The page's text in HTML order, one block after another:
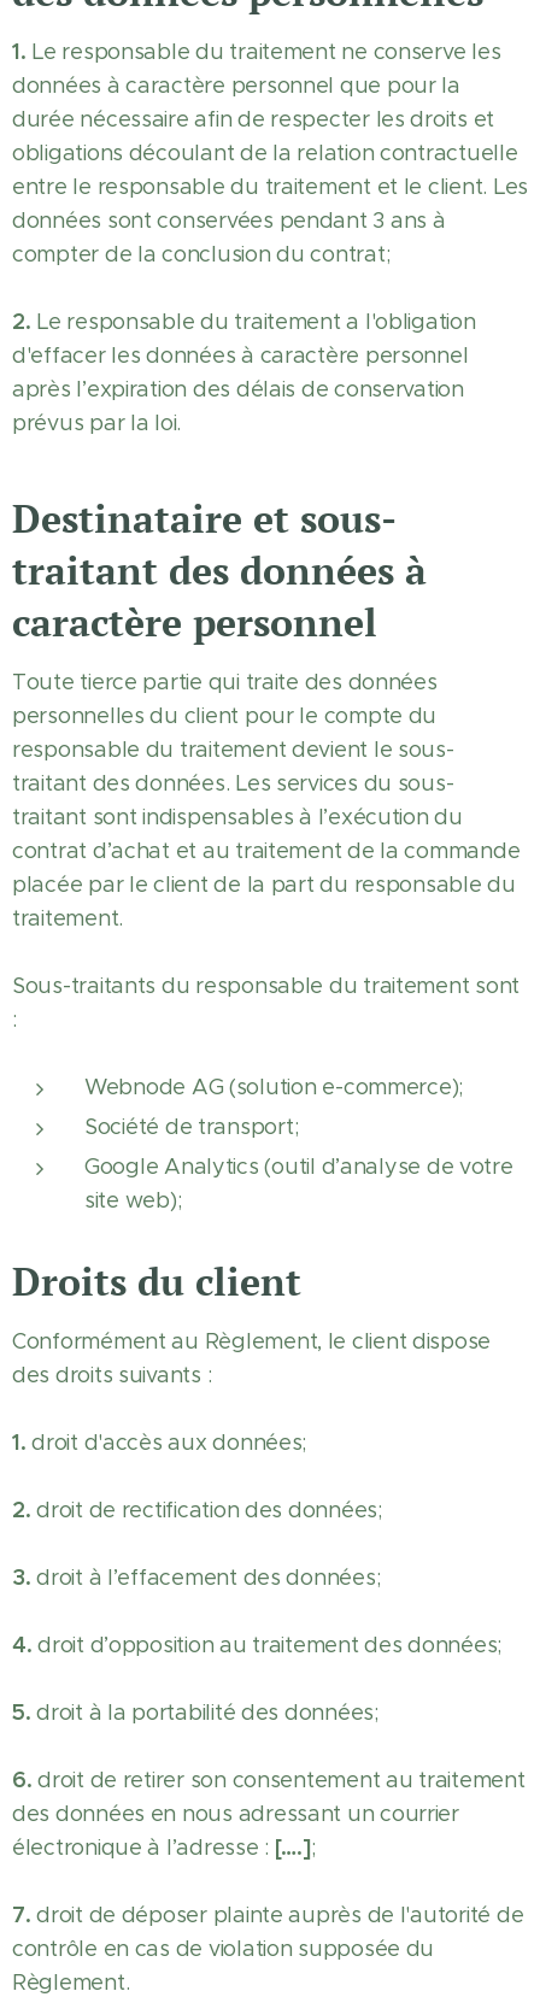
1. Le responsable du traitement ne conserve les
données à caractère personnel que pour la
durée nécessaire afin de respecter les droits et
obligations découlant de la relation contractuelle
entre le responsable du traitement et le client. Les
données sont conservées pendant 3 ans à
compter de la conclusion du contrat;
2. Le responsable du traitement a l'obligation
d'effacer les données à caractère personnel
après l’expiration des délais de conservation
prévus par la loi.
Destinataire et sous-
traitant des données à
caractère personnel
Toute tierce partie qui traite des données
personnelles du client pour le compte du
responsable du traitement devient le sous-
traitant des données. Les services du sous-
traitant sont indispensables à l’exécution du
contrat d’achat et au traitement de la commande
placée par le client de la part du responsable du
traitement.
Sous-traitants du responsable du traitement sont
:
Webnode AG (solution e-commerce);
Société de transport;
Google Analytics (outil d’analyse de votre
site web);
Droits du client
Conformément au Règlement, le client dispose
des droits suivants :
1. droit d'accès aux données;
2. droit de rectification des données;
3. droit à l’effacement des données;
4. droit d’opposition au traitement des données;
5. droit à la portabilité des données;
6. droit de retirer son consentement au traitement
des données en nous adressant un courrier
électronique à l’adresse : [….];
7. droit de déposer plainte auprès de l'autorité de
contrôle en cas de violation supposée du
Règlement.